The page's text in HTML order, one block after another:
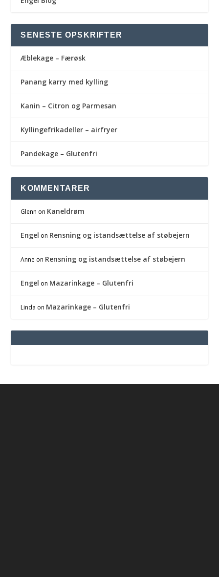
SENESTE OPSKRIFTER
Æblekage – Færøsk
Panang karry med kylling
Kanin – Citron og Parmesan
Kyllingefrikadeller – airfryer
Pandekage – Glutenfri
KOMMENTARER
Glenn on Kaneldrøm
Engel on Rensning og istandsættelse af støbejern
Anne on Rensning og istandsættelse af støbejern
Engel on Mazarinkage – Glutenfri
Linda on Mazarinkage – Glutenfri